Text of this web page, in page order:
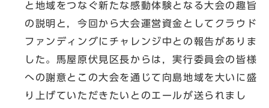
と地域をつなぐ新たな感動体験となる大会の趣旨
の説明と，今回から大会運営資金としてクラウド
ファンディングにチャレンジ中との報告がありま
した。馬屋原伏見区長からは，実行委員会の皆様
への謝意とこの大会を通じて向島地域を大いに盛
り上げていただきたいとのエールが送られまし